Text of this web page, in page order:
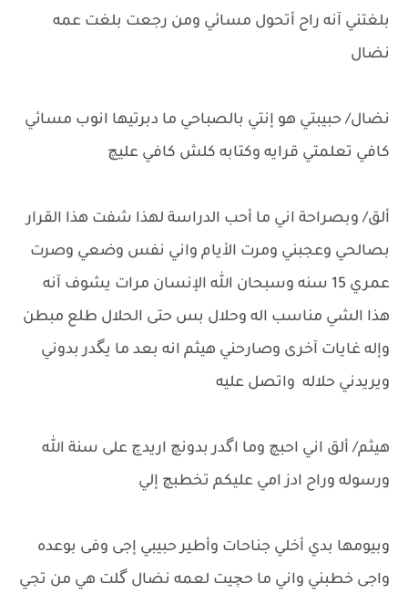
بلغتني آنه راح أتحول مسائي ومن رجعت بلغت عمه
نضال
نضال/ حبيبتي هو إنتي بالصباحي ما دبرتيها انوب مسائي
كافي تعلمتي قرايه وكتابه كلش كافي عليچ
ألق/ وبصراحة اني ما أحب الدراسة لهذا شفت هذا القرار
بصالحي وعجبني ومرت الأيام واني نفس وضعي وصرت
عمري 15 سنه وسبحان الله الإنسان مرات يشوف آنه
هذا الشي مناسب اله وحلال بس حتى الحلال طلع مبطن
وإله غايات آخرى وصارحني هيثم انه بعد ما يگدر بدوني
ويريدني حلاله واتصل عليه
هيثم/ ألق اني احبچ وما اگدر بدونچ اريدچ على سنة الله
ورسوله وراح ادز امي عليكم تخطبچ إلي
وبيومها بدي أخلي جناحات وأطير حبيبي إجى وفى بوعده
واجى خطبني واني ما حچيت لعمه نضال گلت هي من تجي